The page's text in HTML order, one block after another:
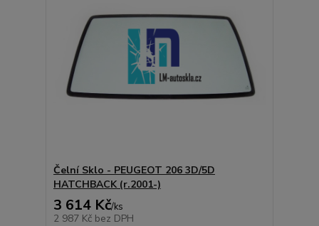
Čelní Sklo - PEUGEOT 206 3D/5D
HATCHBACK (r.2001-)
3 614 Kč/ks
2 987 Kč bez DPH